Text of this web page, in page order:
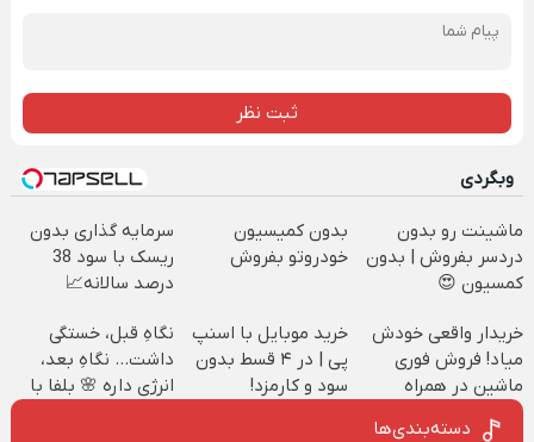
ثبت نظر
وبگردی
ماشینت رو بدون
دردسر بفروش | بدون
کمسیون 😍
بدون کمیسیون
خودروتو بفروش
سرمایه گذاری بدون
ریسک با سود 38
درصد سالانه📈
خریدار واقعی خودش
میاد! فروش فوری
ماشین در همراه
مکانیک
خرید موبایل با اسنپ
پی | در ۴ قسط بدون
سود و کارمزد!
نگاهِ قبل، خستگی
داشت... نگاهِ بعد،
انرژی داره 🌸 بلفا با
دسته‌بندی‌ها